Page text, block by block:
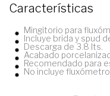
Características
Mingitorio para
Incluye brida y spud
Descarga de 3.8 lts.
Acabado
Recomendado para
No incluye fluxómetro